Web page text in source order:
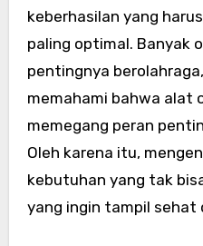
keberhasilan yang
paling optimal. Banyak
pentingnya
memahami bahwa alat
memegang peran
Oleh karena itu,
kebutuhan yang tak
yang ingin tampil sehat